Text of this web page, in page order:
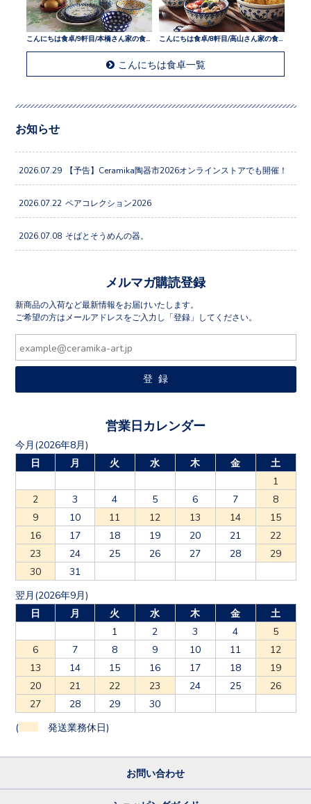
こんにちは食卓/9軒目/本橋さん家の食卓
こんにちは食卓一覧
お知らせ
2026.07.29 【予告】Ceramika陶器市2026オンラインストアでも開催！
2026.07.22 ペアコレクション2026
2026.07.08 そばとそうめんの器。
メルマガ購読登録
新商品の入荷など最新情報をお届けいたします。
ご希望の方はメールアドレスをご入力し「登録」してください。
営業日カレンダー
今月(2026年8月)
日
月 火 水 木 金
土
1
2
3 4 5 6 7
8
9
10 11 12 13 14
15
16
17 18 19 20 21
22
23
24 25 26 27 28
29
30
31
翌月(2026年9月)
日
月 火 水 木 金
土
1
2 3 4
5
6
7 8 9 10 11
12
13
14 15 16 17 18
19
20
21 22 23 24 25
26
27
28 29 30
( 発送業務休日)
お問い合わせ